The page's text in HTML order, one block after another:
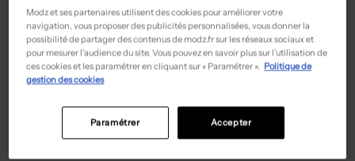
Modz et ses partenaires utilisent des cookies pour améliorer votre
navigation, vous proposer des publicités personnalisées, vous donner la
possibilité de partager des contenus de modz.fr sur les réseaux sociaux et
pour mesurer l’audience du site. Vous pouvez en savoir plus sur l’utilisation de
ces cookies et les paramétrer en cliquant sur « Paramétrer ». Politique de
gestion des cookies
Accepter
Paramétrer